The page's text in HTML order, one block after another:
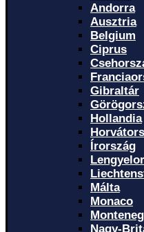
Andorra
Ausztria
Belgium
Ciprus
Gibraltár
Hollandia
Írország
Málta
Monaco
Nagy-